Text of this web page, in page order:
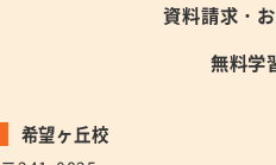
資料請求・
無料学
希望ヶ丘校